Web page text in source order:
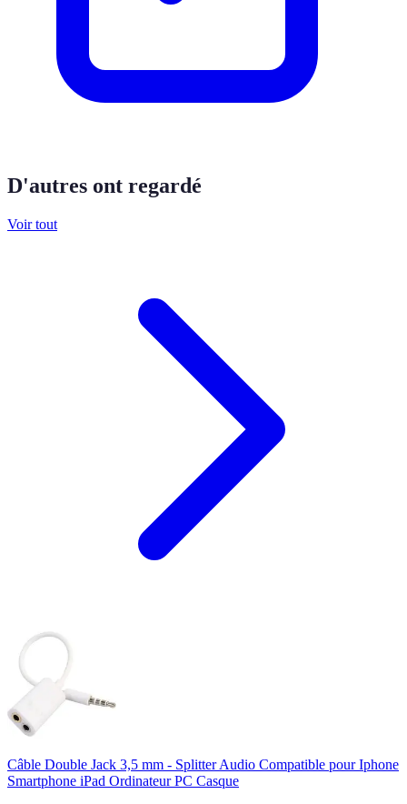
D'autres ont regardé
Voir tout
Câble Double Jack 3,5 mm - Splitter Audio Compatible pour Iphone
Smartphone iPad Ordinateur PC Casque